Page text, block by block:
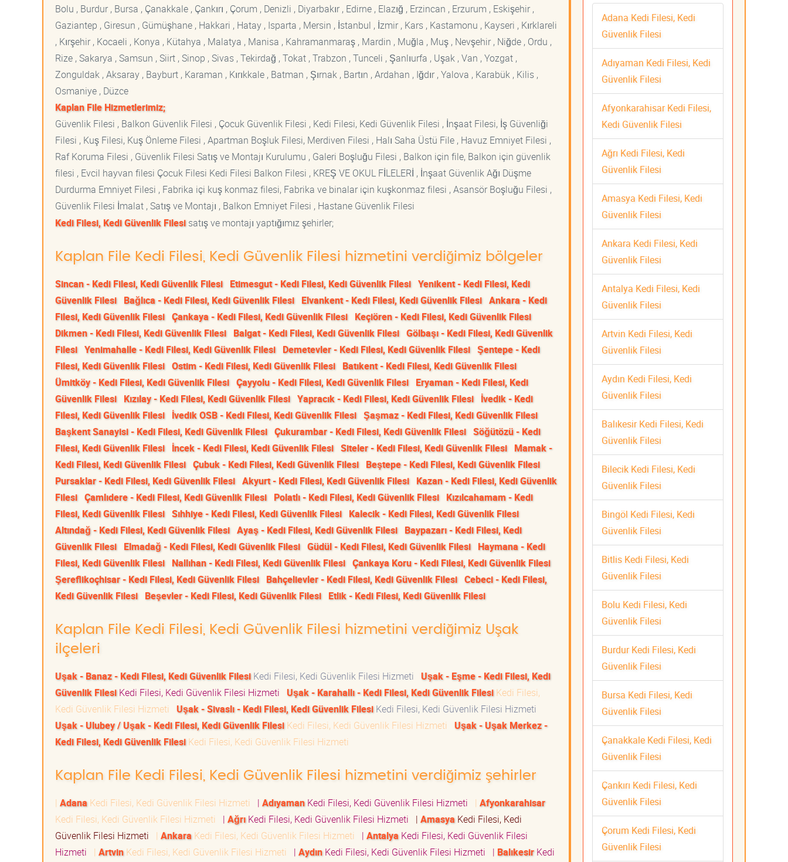
Bolu , Burdur , Bursa , Çanakkale , Çankırı , Çorum , Denizli , Diyarbakır , Edirne , Elazığ , Erzincan , Erzurum , Eskişehir ,
Gaziantep , Giresun , Gümüşhane , Hakkari , Hatay , Isparta , Mersin , İstanbul , İzmir , Kars , Kastamonu , Kayseri , Kırklareli
, Kırşehir , Kocaeli , Konya , Kütahya , Malatya , Manisa , Kahramanmaraş , Mardin , Muğla , Muş , Nevşehir , Niğde , Ordu ,
Rize , Sakarya , Samsun , Siirt , Sinop , Sivas , Tekirdağ , Tokat , Trabzon , Tunceli , Şanlıurfa , Uşak , Van , Yozgat ,
Zonguldak , Aksaray , Bayburt , Karaman , Kırıkkale , Batman , Şırnak , Bartın , Ardahan , Iğdır , Yalova , Karabük , Kilis ,
Osmaniye , Düzce
Kaplan File Hizmetlerimiz;
Güvenlik Filesi , Balkon Güvenlik Filesi , Çocuk Güvenlik Filesi , Kedi Filesi, Kedi Güvenlik Filesi , İnşaat Filesi, İş Güvenliği
Filesi , Kuş Filesi, Kuş Önleme Filesi , Apartman Boşluk Filesi, Merdiven Filesi , Halı Saha Üstü File , Havuz Emniyet Filesi ,
Raf Koruma Filesi , Güvenlik Filesi Satış ve Montajı Kurulumu , Galeri Boşluğu Filesi , Balkon için file, Balkon için güvenlik
filesi , Evcil hayvan filesi Çocuk Filesi Kedi Filesi Balkon Filesi , KREŞ VE OKUL FİLELERİ , İnşaat Güvenlik Ağı Düşme
Durdurma Emniyet Filesi , Fabrika içi kuş konmaz filesi, Fabrika ve binalar için kuşkonmaz filesi , Asansör Boşluğu Filesi ,
Güvenlik Filesi İmalat , Satış ve Montajı , Balkon Emniyet Filesi , Hastane Güvenlik Filesi
Kedi Filesi, Kedi Güvenlik Filesisatış ve montajı yaptığımız şehirler;
Kaplan File Kedi Filesi, Kedi Güvenlik Filesi hizmetini verdiğimiz bölgeler
Sincan - Kedi Filesi, Kedi Güvenlik Filesi Etimesgut - Kedi Filesi, Kedi Güvenlik Filesi Yenikent - Kedi Filesi, Kedi
Güvenlik Filesi Bağlıca - Kedi Filesi, Kedi Güvenlik Filesi Elvankent - Kedi Filesi, Kedi Güvenlik Filesi Ankara - Kedi
Filesi, Kedi Güvenlik Filesi Çankaya - Kedi Filesi, Kedi Güvenlik Filesi Keçiören - Kedi Filesi, Kedi Güvenlik Filesi
Dikmen - Kedi Filesi, Kedi Güvenlik Filesi Balgat - Kedi Filesi, Kedi Güvenlik Filesi Gölbaşı - Kedi Filesi, Kedi Güvenlik
Filesi Yenimahalle - Kedi Filesi, Kedi Güvenlik Filesi Demetevler - Kedi Filesi, Kedi Güvenlik Filesi Şentepe - Kedi
Filesi, Kedi Güvenlik Filesi Ostim - Kedi Filesi, Kedi Güvenlik Filesi Batıkent - Kedi Filesi, Kedi Güvenlik Filesi
Ümitköy - Kedi Filesi, Kedi Güvenlik Filesi Çayyolu - Kedi Filesi, Kedi Güvenlik Filesi Eryaman - Kedi Filesi, Kedi
Güvenlik Filesi Kızılay - Kedi Filesi, Kedi Güvenlik Filesi Yapracık - Kedi Filesi, Kedi Güvenlik Filesi İvedik - Kedi
Filesi, Kedi Güvenlik Filesi İvedik OSB - Kedi Filesi, Kedi Güvenlik Filesi Şaşmaz - Kedi Filesi, Kedi Güvenlik Filesi
Başkent Sanayisi - Kedi Filesi, Kedi Güvenlik Filesi Çukurambar - Kedi Filesi, Kedi Güvenlik Filesi Söğütözü - Kedi
Filesi, Kedi Güvenlik Filesi İncek - Kedi Filesi, Kedi Güvenlik Filesi Siteler - Kedi Filesi, Kedi Güvenlik Filesi Mamak -
Kedi Filesi, Kedi Güvenlik Filesi Çubuk - Kedi Filesi, Kedi Güvenlik Filesi Beştepe - Kedi Filesi, Kedi Güvenlik Filesi
Pursaklar - Kedi Filesi, Kedi Güvenlik Filesi Akyurt - Kedi Filesi, Kedi Güvenlik Filesi Kazan - Kedi Filesi, Kedi Güvenlik
Filesi Çamlıdere - Kedi Filesi, Kedi Güvenlik Filesi Polatlı - Kedi Filesi, Kedi Güvenlik Filesi Kızılcahamam - Kedi
Filesi, Kedi Güvenlik Filesi Sıhhiye - Kedi Filesi, Kedi Güvenlik Filesi Kalecik - Kedi Filesi, Kedi Güvenlik Filesi
Altındağ - Kedi Filesi, Kedi Güvenlik Filesi Ayaş - Kedi Filesi, Kedi Güvenlik Filesi Baypazarı - Kedi Filesi, Kedi
Güvenlik Filesi Elmadağ - Kedi Filesi, Kedi Güvenlik Filesi Güdül - Kedi Filesi, Kedi Güvenlik Filesi Haymana - Kedi
Filesi, Kedi Güvenlik Filesi Nallıhan - Kedi Filesi, Kedi Güvenlik Filesi Çankaya Koru - Kedi Filesi, Kedi Güvenlik Filesi
Şereflikoçhisar - Kedi Filesi, Kedi Güvenlik Filesi Bahçelievler - Kedi Filesi, Kedi Güvenlik Filesi Cebeci - Kedi Filesi,
Kedi Güvenlik Filesi Beşevler - Kedi Filesi, Kedi Güvenlik Filesi Etlik - Kedi Filesi, Kedi Güvenlik Filesi
Kaplan File Kedi Filesi, Kedi Güvenlik Filesi hizmetini verdiğimiz Uşak
ilçeleri
Uşak - Banaz - Kedi Filesi, Kedi Güvenlik FilesiKedi Filesi, Kedi Güvenlik Filesi Hizmeti Uşak - Eşme - Kedi Filesi, Kedi
Güvenlik FilesiKedi Filesi, Kedi Güvenlik Filesi Hizmeti Uşak - Karahallı - Kedi Filesi, Kedi Güvenlik FilesiKedi Filesi,
Kedi Güvenlik Filesi Hizmeti Uşak - Sivaslı - Kedi Filesi, Kedi Güvenlik FilesiKedi Filesi, Kedi Güvenlik Filesi Hizmeti
Uşak - Ulubey / Uşak - Kedi Filesi, Kedi Güvenlik FilesiKedi Filesi, Kedi Güvenlik Filesi Hizmeti Uşak - Uşak Merkez -
Kedi Filesi, Kedi Güvenlik FilesiKedi Filesi, Kedi Güvenlik Filesi Hizmeti
Kaplan File Kedi Filesi, Kedi Güvenlik Filesi hizmetini verdiğimiz şehirler
| Adana Kedi Filesi, Kedi Güvenlik Filesi Hizmeti | AdıyamanKedi Filesi, Kedi Güvenlik Filesi Hizmeti | Afyonkarahisar
Kedi Filesi, Kedi Güvenlik Filesi Hizmeti
| AğrıKedi Filesi, Kedi Güvenlik Filesi Hizmeti | Amasya Kedi Filesi, Kedi
Güvenlik Filesi Hizmeti
| Ankara Kedi Filesi, Kedi Güvenlik Filesi Hizmeti | Antalya Kedi Filesi, Kedi Güvenlik Filesi
Hizmeti
| ArtvinKedi Filesi, Kedi Güvenlik Filesi Hizmeti | AydınKedi Filesi, Kedi Güvenlik Filesi Hizmeti | Balıkesir Kedi
Adana Kedi Filesi, Kedi
Güvenlik Filesi
Adıyaman Kedi Filesi, Kedi
Güvenlik Filesi
Afyonkarahisar Kedi Filesi,
Kedi Güvenlik Filesi
Ağrı Kedi Filesi, Kedi
Güvenlik Filesi
Amasya Kedi Filesi, Kedi
Güvenlik Filesi
Ankara Kedi Filesi, Kedi
Güvenlik Filesi
Antalya Kedi Filesi, Kedi
Güvenlik Filesi
Artvin Kedi Filesi, Kedi
Güvenlik Filesi
Aydın Kedi Filesi, Kedi
Güvenlik Filesi
Balıkesir Kedi Filesi, Kedi
Güvenlik Filesi
Bilecik Kedi Filesi, Kedi
Güvenlik Filesi
Bingöl Kedi Filesi, Kedi
Güvenlik Filesi
Bitlis Kedi Filesi, Kedi
Güvenlik Filesi
Bolu Kedi Filesi, Kedi
Güvenlik Filesi
Burdur Kedi Filesi, Kedi
Güvenlik Filesi
Bursa Kedi Filesi, Kedi
Güvenlik Filesi
Çanakkale Kedi Filesi, Kedi
Güvenlik Filesi
Çankırı Kedi Filesi, Kedi
Güvenlik Filesi
Çorum Kedi Filesi, Kedi
Güvenlik Filesi